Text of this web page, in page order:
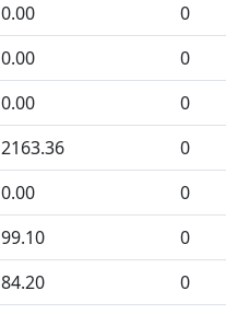
0.00
0
0.00
0
0.00
0
2163.36
0
0.00
0
99.10
0
84.20
0